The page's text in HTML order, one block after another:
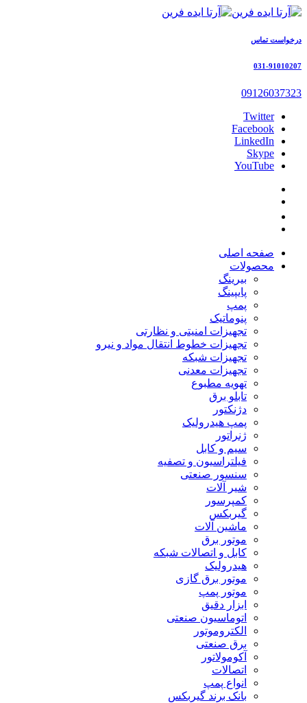
درخواست تماس
031-91010207
09126037323
Twitter
Facebook
LinkedIn
Skype
YouTube
صفحه اصلی
محصولات
بیرینگ
پایپینگ
پمپ
پنوماتیک
تجهیزات امنیتی و نظارتی
تجهیزات خطوط انتقال مواد و نیرو
تجهیزات شبکه
تجهیزات معدنی
تهویه مطبوع
تابلو برق
دژنکتور
پمپ هیدرولیک
ژنراتور
سیم و کابل
فیلتراسیون و تصفیه
سنسور صنعتی
شیر آلات
کمپرسور
گیربکس
ماشین آلات
موتور برق
کابل و اتصالات شبکه
هیدرولیک
موتور برق گازی
موتور پمپ
ابزار دقیق
اتوماسیون صنعتی
الکتروموتور
برق صنعتی
آکومولاتور
اتصالات
انواع پمپ
بانک برند گیربکس